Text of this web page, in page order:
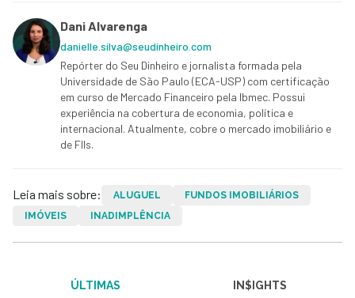
Dani Alvarenga
danielle.silva@seudinheiro.com
Repórter do Seu Dinheiro e jornalista formada pela
Universidade de São Paulo (ECA-USP) com certificação
em curso de Mercado Financeiro pela Ibmec. Possui
experiência na cobertura de economia, política e
internacional. Atualmente, cobre o mercado imobiliário e
de FIIs.
Leia mais sobre: ALUGUEL
FUNDOS IMOBILIÁRIOS
IMÓVEIS
INADIMPLÊNCIA
ÚLTIMAS IN$IGHTS